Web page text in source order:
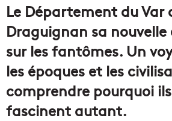
Le Département du Var
Draguignan sa nouvelle
sur les fantômes. Un
les époques et les
comprendre pourquoi
fascinent autant.